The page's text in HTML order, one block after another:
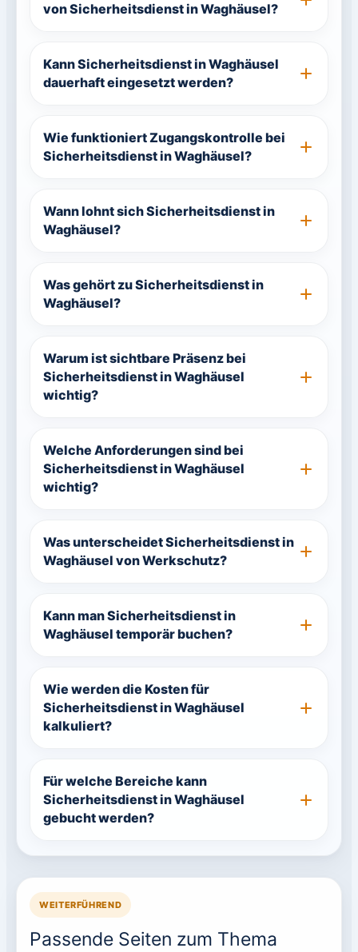
von Sicherheitsdienst in Waghäusel?
Kann Sicherheitsdienst in Waghäusel
dauerhaft eingesetzt werden?
Wie funktioniert Zugangskontrolle bei
Sicherheitsdienst in Waghäusel?
Wann lohnt sich Sicherheitsdienst in
Waghäusel?
Was gehört zu Sicherheitsdienst in
Waghäusel?
Warum ist sichtbare Präsenz bei
Sicherheitsdienst in Waghäusel
wichtig?
Welche Anforderungen sind bei
Sicherheitsdienst in Waghäusel
wichtig?
Was unterscheidet Sicherheitsdienst in
Waghäusel von Werkschutz?
Kann man Sicherheitsdienst in
Waghäusel temporär buchen?
Wie werden die Kosten für
Sicherheitsdienst in Waghäusel
kalkuliert?
Für welche Bereiche kann
Sicherheitsdienst in Waghäusel
gebucht werden?
WEITERFÜHREND
Passende Seiten zum Thema